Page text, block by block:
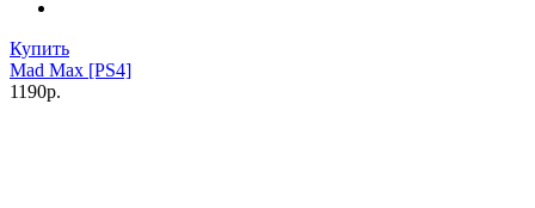
Купить
Mad Max [PS4]
1190р.